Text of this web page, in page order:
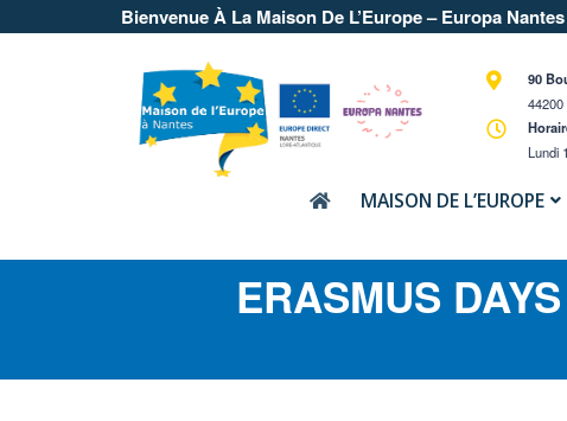
Bienvenue À La Maison De L’Europe – Europa Nantes
90
44200
Lundi
MAISON DE L’EUROPE
ERASMUS